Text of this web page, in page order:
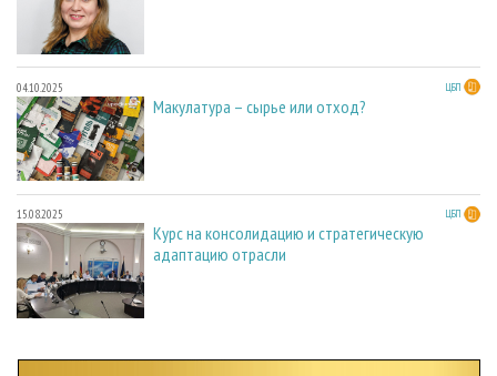
04.10.2025 ЦБП
Макулатура – сырье или отход?
15.08.2025 ЦБП
Курс на консолидацию и стратегическую
адаптацию отрасли